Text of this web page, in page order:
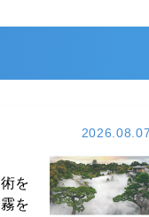
2026.08.07
を
を